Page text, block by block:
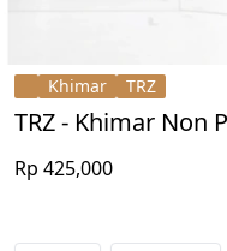
Khimar TRZ
TRZ - Khimar Non
Rp 425,000